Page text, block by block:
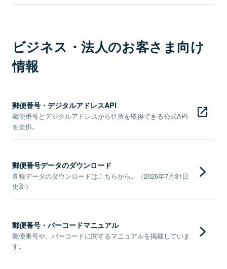
ビジネス・法人のお客さま向け
情報
郵便番号・デジタルアドレスAPI
郵便番号とデジタルアドレスから住所を取得できる公式API
を提供。
郵便番号データのダウンロード
各種データのダウンロードはこちらから。（2026年7月31日
更新）
郵便番号・バーコードマニュアル
郵便番号や、バーコードに関するマニュアルを掲載していま
す。